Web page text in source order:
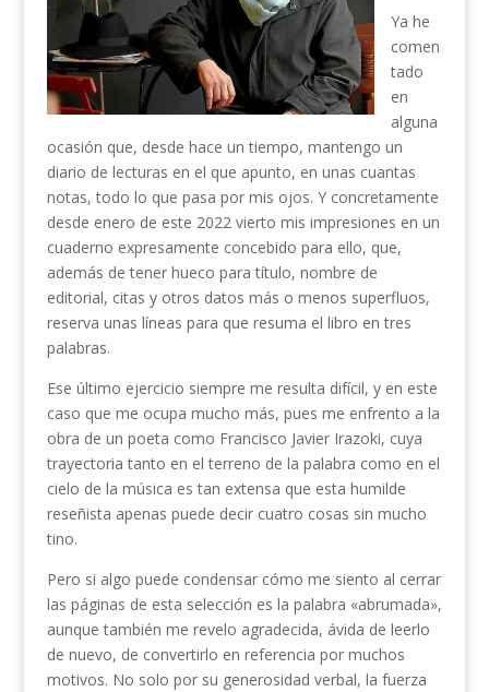
Ya he
comen
tado
en
alguna
ocasión que, desde hace un tiempo, mantengo un
diario de lecturas en el que apunto, en unas cuantas
notas, todo lo que pasa por mis ojos. Y concretamente
desde enero de este 2022 vierto mis impresiones en un
cuaderno expresamente concebido para ello, que,
además de tener hueco para título, nombre de
editorial, citas y otros datos más o menos superfluos,
reserva unas líneas para que resuma el libro en tres
palabras.
Ese último ejercicio siempre me resulta difícil, y en este
caso que me ocupa mucho más, pues me enfrento a la
obra de un poeta como Francisco Javier Irazoki, cuya
trayectoria tanto en el terreno de la palabra como en el
cielo de la música es tan extensa que esta humilde
reseñista apenas puede decir cuatro cosas sin mucho
tino.
Pero si algo puede condensar cómo me siento al cerrar
las páginas de esta selección es la palabra «abrumada»,
aunque también me revelo agradecida, ávida de leerlo
de nuevo, de convertirlo en referencia por muchos
motivos. No solo por su generosidad verbal, la fuerza